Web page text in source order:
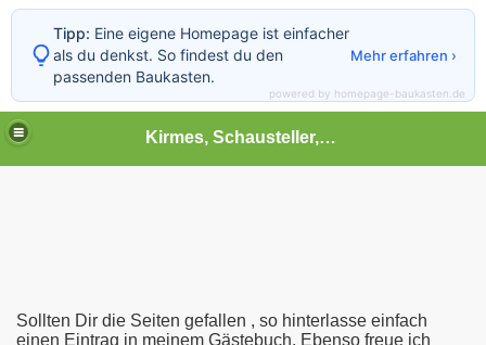
Kirmes, Schausteller,Volksfest,Chilbi,Rummel und vieles mehr
Sollten Dir die Seiten gefallen , so hinterlasse einfach
einen Eintrag in meinem Gästebuch. Ebenso freue ich
Tipp: Eine eigene Homepage ist einfacher
als du denkst. So findest du den
passenden Baukasten.
Mehr erfahren ›
powered by homepage-baukasten.de